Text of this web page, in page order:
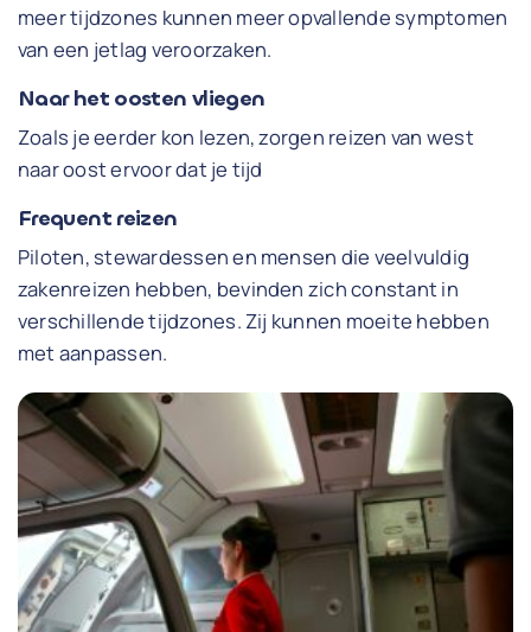
meer tijdzones kunnen meer opvallende symptomen
van een jetlag veroorzaken.
Naar het oosten vliegen
Zoals je eerder kon lezen, zorgen reizen van west
naar oost ervoor dat je tijd
Frequent reizen
Piloten, stewardessen en mensen die veelvuldig
zakenreizen hebben, bevinden zich constant in
verschillende tijdzones. Zij kunnen moeite hebben
met aanpassen.